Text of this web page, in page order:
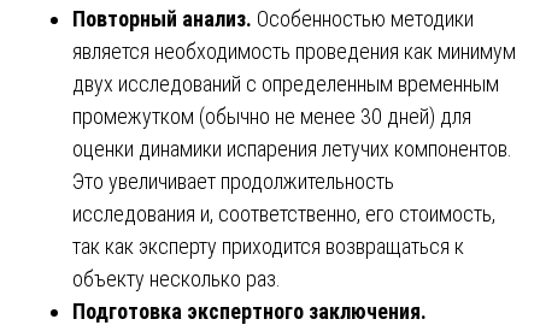
Повторный анализ. Особенностью методики
является необходимость проведения как минимум
двух исследований с определенным временным
промежутком (обычно не менее 30 дней) для
оценки динамики испарения летучих компонентов.
Это увеличивает продолжительность
исследования и, соответственно, его стоимость,
так как эксперту приходится возвращаться к
объекту несколько раз.
Подготовка экспертного заключения.